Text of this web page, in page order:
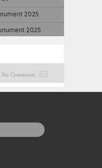
No Comments